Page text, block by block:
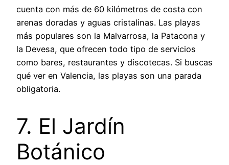
cuenta con más de 60 kilómetros de costa con
arenas doradas y aguas cristalinas. Las playas
más populares son la Malvarrosa, la Patacona y
la Devesa, que ofrecen todo tipo de servicios
como bares, restaurantes y discotecas. Si buscas
qué ver en Valencia, las playas son una parada
obligatoria.
7. El Jardín
Botánico